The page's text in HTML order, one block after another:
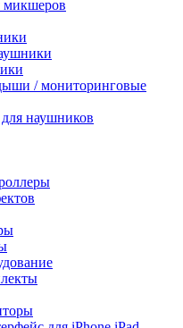
/ мониторинговые
наушников